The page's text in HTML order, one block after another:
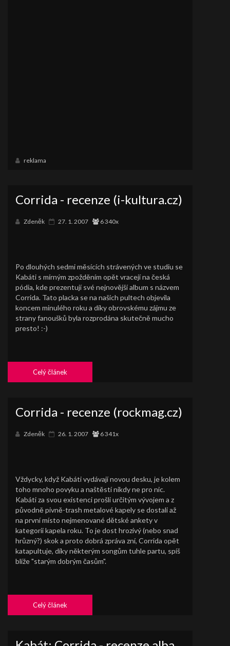
reklama
Corrida - recenze (i-kultura.cz)
Zdeněk 27. 1. 2007 6 340x
Po dlouhých sedmi měsících strávených ve studiu se
Kabáti s mírným zpožděním opět vracejí na česká
pódia, kde prezentují své nejnovější album s názvem
Corrida. Tato placka se na našich pultech objevila
koncem minulého roku a díky obrovskému zájmu ze
strany fanoušků byla rozprodána skutečně mucho
presto! :-)
Celý článek
Corrida - recenze (rockmag.cz)
Zdeněk 26. 1. 2007 6 341x
Vždycky, když Kabáti vydávají novou desku, je kolem
toho mnoho povyku a naštěstí nikdy ne pro nic.
Kabáti za svou existenci prošli určitým vývojem a z
původně pivně-trash metalové kapely se dostali až
na první místo nejmenované dětské ankety v
kategorii kapela roku. To je dost hrozivý (nebo snad
hrůzný?) skok a proto dobrá zpráva zní, Corrida opět
katapultuje, díky některým songům tuhle partu, spíš
blíže "starým dobrým časům".
Celý článek